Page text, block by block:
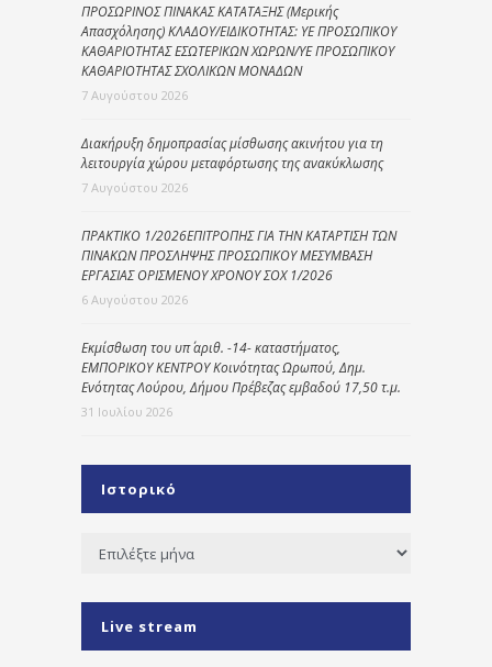
ΠΡΟΣΩΡΙΝΟΣ ΠΙΝΑΚΑΣ ΚΑΤΑΤΑΞΗΣ (Μερικής
Απασχόλησης) ΚΛΑΔΟΥ/ΕΙΔΙΚΟΤΗΤΑΣ: ΥΕ ΠΡΟΣΩΠΙΚΟΥ
ΚΑΘΑΡΙΟΤΗΤΑΣ ΕΣΩΤΕΡΙΚΩΝ ΧΩΡΩΝ/ΥΕ ΠΡΟΣΩΠΙΚΟΥ
ΚΑΘΑΡΙΟΤΗΤΑΣ ΣΧΟΛΙΚΩΝ ΜΟΝΑΔΩΝ
7 Αυγούστου 2026
Διακήρυξη δημοπρασίας μίσθωσης ακινήτου για τη
λειτουργία χώρου μεταφόρτωσης της ανακύκλωσης
7 Αυγούστου 2026
ΠΡΑΚΤΙΚΟ 1/2026ΕΠΙΤΡΟΠΗΣ ΓΙΑ ΤΗΝ ΚΑΤΑΡΤΙΣΗ ΤΩΝ
ΠΙΝΑΚΩΝ ΠΡΟΣΛΗΨΗΣ ΠΡΟΣΩΠΙΚΟΥ ΜΕΣΥΜΒΑΣΗ
ΕΡΓΑΣΙΑΣ ΟΡΙΣΜΕΝΟΥ ΧΡΟΝΟΥ ΣΟΧ 1/2026
6 Αυγούστου 2026
Εκμίσθωση του υπ΄ αριθ. -14- καταστήματος,
ΕΜΠΟΡΙΚΟΥ ΚΕΝΤΡΟΥ Κοινότητας Ωρωπού, Δημ.
Ενότητας Λούρου, Δήμου Πρέβεζας εμβαδού 17,50 τ.μ.
31 Ιουλίου 2026
Ιστορικό
Ιστορικό
Live stream